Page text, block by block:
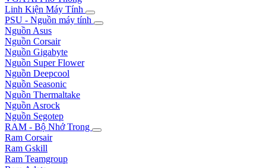
Linh Kiện Máy Tính
PSU - Nguồn máy tính
Nguồn Asus
Nguồn Corsair
Nguồn Gigabyte
Nguồn Super Flower
Nguồn Deepcool
Nguồn Seasonic
Nguồn Thermaltake
Nguồn Asrock
Nguồn Segotep
RAM - Bộ Nhớ Trong
Ram Corsair
Ram Gskill
Ram Teamgroup